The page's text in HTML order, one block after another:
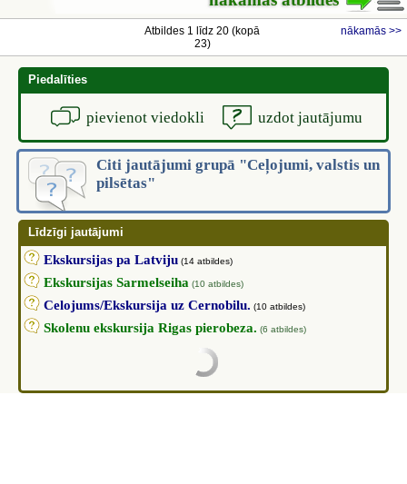
Atbildes 1 līdz 20 (kopā
23)
nākamās >>
Piedalīties
pievienot viedokli uzdot jautājumu
Citi jautājumi grupā "Ceļojumi, valstis un
pilsētas"
Līdzīgi jautājumi
Ekskursijas pa Latviju (14 atbildes)
Ekskursijas Sarmelseiha (10 atbildes)
Celojums/Ekskursija uz Cernobilu. (10 atbildes)
Skolenu ekskursija Rigas pierobeza. (6 atbildes)